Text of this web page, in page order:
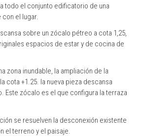
todo el conjunto edificatorio de una
con el lugar.
sobre un zócalo pétreo a cota 1,25,
espacios de estar y de cocina de
zona inundable, la ampliación de la
cota +1.25. la nueva pieza descansa
Este zócalo es el que configura la terraza
se resuelven la desconexión existente
el terreno y el paisaje.